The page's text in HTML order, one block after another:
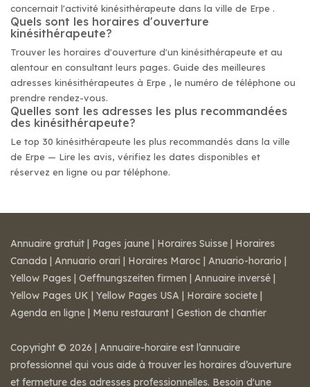
concernait l'activité kinésithérapeute dans la ville de Erpe .
Quels sont les horaires d'ouverture
kinésithérapeute?
Trouver les horaires d'ouverture d'un kinésithérapeute et au
alentour en consultant leurs pages. Guide des meilleures
adresses kinésithérapeutes à Erpe , le numéro de téléphone ou
prendre rendez-vous.
Quelles sont les adresses les plus recommandées
des kinésithérapeute?
Le top 30 kinésithérapeute les plus recommandés dans la ville
de Erpe — Lire les avis, vérifiez les dates disponibles et
réservez en ligne ou par téléphone.
Annuaire gratuit | Pages jaune | Horaires Suisse | Horaires
Canada | Annuario orari | Horaires Maroc | Anuario-horario |
Yellow Pages | Oeffnungszeiten firmen | Annuaire inversé |
Yellow Pages UK | Yellow Pages USA | Horaire societe |
Agenda en ligne | Menu restaurant | Gestion de chantier
Copyright © 2026 | Annuaire-horaire est l’annuaire
professionnel qui vous aide à trouver les horaires d’ouverture
et fermeture des adresses professionnelles. Besoin d'une